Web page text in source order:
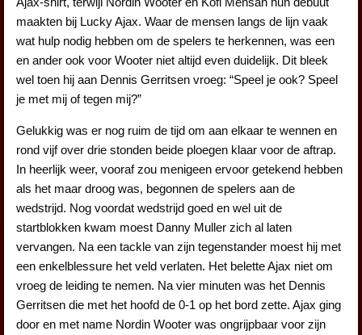
maakten bij Lucky Ajax. Waar de mensen langs de lijn vaak
wat hulp nodig hebben om de spelers te herkennen, was een
en ander ook voor Wooter niet altijd even duidelijk. Dit bleek
wel toen hij aan Dennis Gerritsen vroeg: “Speel je ook? Speel
je met mij of tegen mij?”
Gelukkig was er nog ruim de tijd om aan elkaar te wennen en
rond vijf over drie stonden beide ploegen klaar voor de aftrap.
In heerlijk weer, vooraf zou menigeen ervoor getekend hebben
als het maar droog was, begonnen de spelers aan de
wedstrijd. Nog voordat wedstrijd goed en wel uit de
startblokken kwam moest Danny Muller zich al laten
vervangen. Na een tackle van zijn tegenstander moest hij met
een enkelblessure het veld verlaten. Het belette Ajax niet om
vroeg de leiding te nemen. Na vier minuten was het Dennis
Gerritsen die met het hoofd de 0-1 op het bord zette. Ajax ging
door en met name Nordin Wooter was ongrijpbaar voor zijn